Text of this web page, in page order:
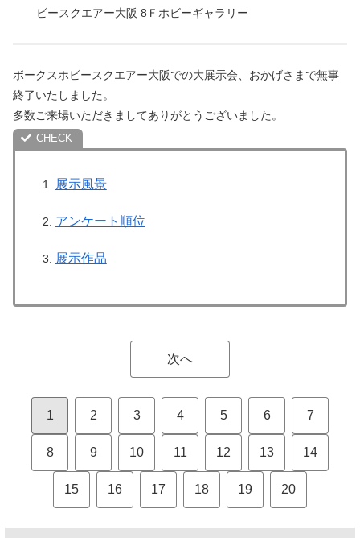
ビースクエアー大阪 8Ｆホビーギャラリー
ボークスホビースクエアー大阪での大展示会、おかげさまで無事
終了いたしました。
多数ご来場いただきましてありがとうございました。
展示風景
アンケート順位
展示作品
次へ
1 2 3 4 5 6 7
8 9 10 11 12 13 14
15 16 17 18 19 20